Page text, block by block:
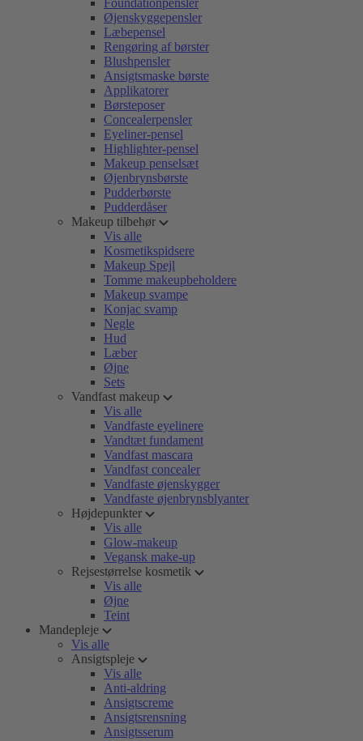
Foundationpensler
Øjenskyggepensler
Læbepensel
Rengøring af børster
Blushpensler
Ansigtsmaske børste
Applikatorer
Børsteposer
Concealerpensler
Eyeliner-pensel
Highlighter-pensel
Makeup penselsæt
Øjenbrynsbørste
Pudderbørste
Pudderdåser
Makeup tilbehør
Vis alle
Kosmetikspidsere
Makeup Spejl
Tomme makeupbeholdere
Makeup svampe
Konjac svamp
Negle
Hud
Læber
Øjne
Sets
Vandfast makeup
Vis alle
Vandfaste eyelinere
Vandtæt fundament
Vandfast mascara
Vandfast concealer
Vandfaste øjenskygger
Vandfaste øjenbrynsblyanter
Højdepunkter
Vis alle
Glow-makeup
Vegansk make-up
Rejsestørrelse kosmetik
Vis alle
Øjne
Teint
Mandepleje
Vis alle
Ansigtspleje
Vis alle
Anti-aldring
Ansigtscreme
Ansigtsrensning
Ansigtsserum